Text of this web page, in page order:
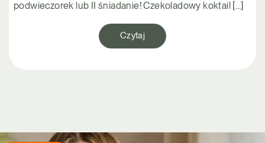
podwieczorek lub II śniadanie! Czekoladowy koktail […]
Czytaj